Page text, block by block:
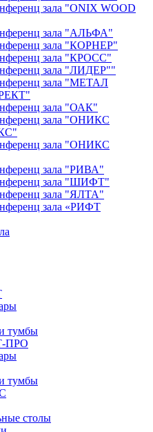
зала "ONIX WOOD
зала "АЛЬФА"
зала "КОРНЕР"
зала "КРОСС"
зала "ЛИДЕР""
зала "МЕТАЛ
зала "ОАК"
зала "ОНИКС
зала "ОНИКС
зала "РИВА"
зала "ШИФТ"
зала "ЯЛТА"
зала «РИФТ
тумбы
ПРО
тумбы
столы